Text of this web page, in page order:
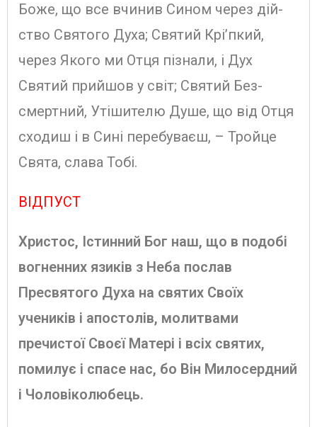
Боже, що все вчинив Сином через дій­
ство Святого Духа; Святий Крі’пкий,
через Якого ми Отця пізнали, і Дух
Святий прийшов у світ; Святий Без­
смертний, Утішителю Душе, що від Отця
сходиш і в Сині перебуваєш, – Тройце
Свята, слава Тобі.
ВІДПУСТ
Христос, Істинний Бог наш, що в подобі
вогненних язиків з Неба послав
Пресвятого Духа на святих Своїх
учеників і апостолів, молитвами
пречистої Своєї Матері і всіх святих,
помилує і спасе нас, бо Він Милосердний
і Чоловіколюбець.